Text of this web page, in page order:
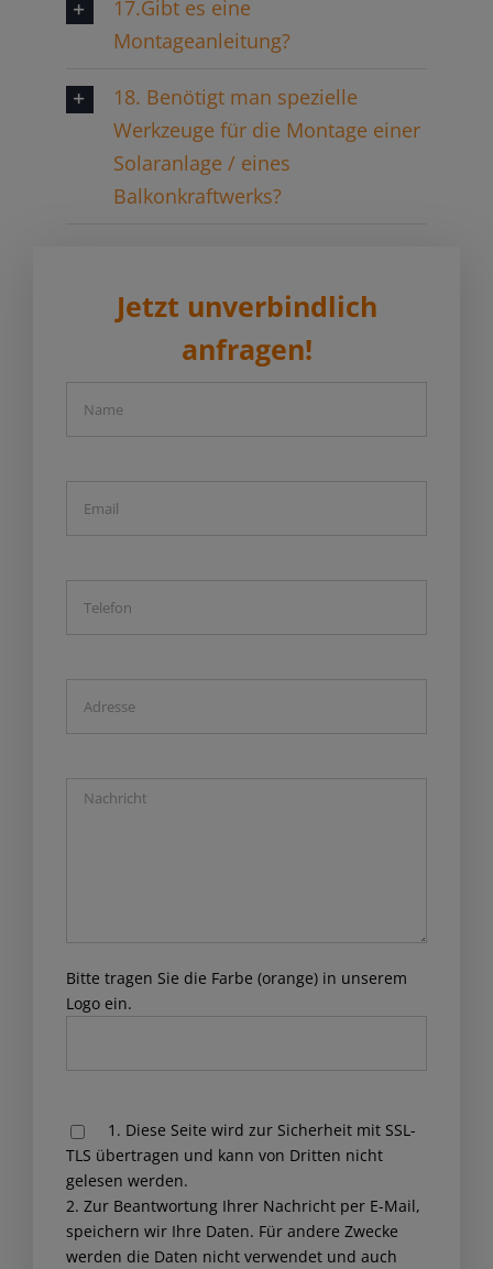
17.Gibt es eine
Montageanleitung?
18. Benötigt man spezielle
Werkzeuge für die Montage einer
Solaranlage / eines
Balkonkraftwerks?
Jetzt unverbindlich
anfragen!
Bitte tragen Sie die Farbe (orange) in unserem
Logo ein.
leave
this
field
empty.
1. Diese Seite wird zur Sicherheit mit SSL-
TLS übertragen und kann von Dritten nicht
gelesen werden.
2. Zur Beantwortung Ihrer Nachricht per E-Mail,
speichern wir Ihre Daten. Für andere Zwecke
werden die Daten nicht verwendet und auch